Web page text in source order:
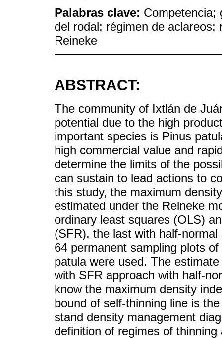
Palabras clave: Competencia;
del rodal; régimen de
Reineke
ABSTRACT:
The community of Ixtlán de
potential due to the high
important species is Pinus
high commercial value and
determine the limits of the
can sustain to lead actions to
this study, the maximum
estimated under the Reineke
ordinary least squares (OLS)
(SFR), the last with half-
64 permanent sampling plots
patula were used. The
with SFR approach with half-
know the maximum density
bound of self-thinning line is
stand density management
definition of regimes of